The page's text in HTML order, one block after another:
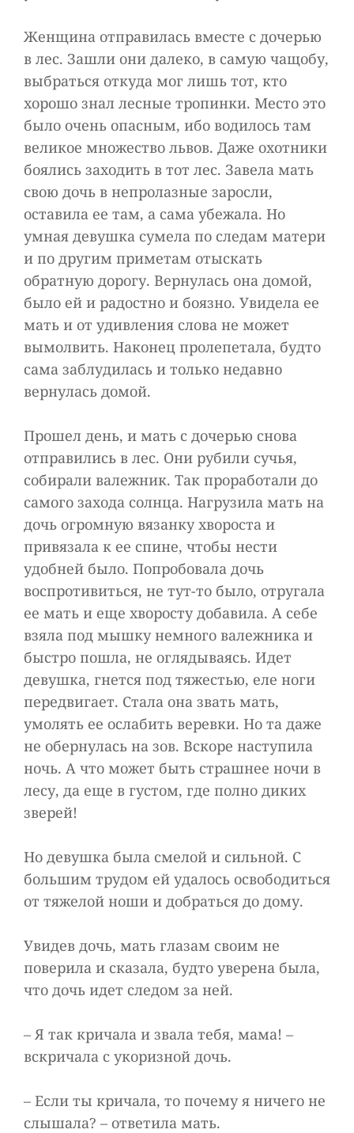
Женщина отправилась вместе с дочерью
в лес. Зашли они далеко, в самую чащобу,
выбраться откуда мог лишь тот, кто
хорошо знал лесные тропинки. Место это
было очень опасным, ибо водилось там
великое множество львов. Даже охотники
боялись заходить в тот лес. Завела мать
свою дочь в непролазные заросли,
оставила ее там, а сама убежала. Но
умная девушка сумела по следам матери
и по другим приметам отыскать
обратную дорогу. Вернулась она домой,
было ей и радостно и боязно. Увидела ее
мать и от удивления слова не может
вымолвить. Наконец пролепетала, будто
сама заблудилась и только недавно
вернулась домой.
Прошел день, и мать с дочерью снова
отправились в лес. Они рубили сучья,
собирали валежник. Так проработали до
самого захода солнца. Нагрузила мать на
дочь огромную вязанку хвороста и
привязала к ее спине, чтобы нести
удобней было. Попробовала дочь
воспротивиться, не тут-то было, отругала
ее мать и еще хворосту добавила. А себе
взяла под мышку немного валежника и
быстро пошла, не оглядываясь. Идет
девушка, гнется под тяжестью, еле ноги
передвигает. Стала она звать мать,
умолять ее ослабить веревки. Но та даже
не обернулась на зов. Вскоре наступила
ночь. А что может быть страшнее ночи в
лесу, да еще в густом, где полно диких
зверей!
Но девушка была смелой и сильной. С
большим трудом ей удалось освободиться
от тяжелой ноши и добраться до дому.
Увидев дочь, мать глазам своим не
поверила и сказала, будто уверена была,
что дочь идет следом за ней.
– Я так кричала и звала тебя, мама! –
вскричала с укоризной дочь.
– Если ты кричала, то почему я ничего не
слышала? – ответила мать.